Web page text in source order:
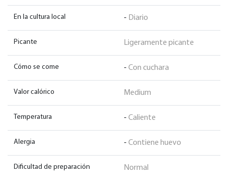
En la cultura local - Diario
Picante Ligeramente picante
Cómo se come - Con cuchara
Valor calórico Medium
Temperatura - Caliente
Alergia - Contiene huevo
Dificultad de preparación Normal